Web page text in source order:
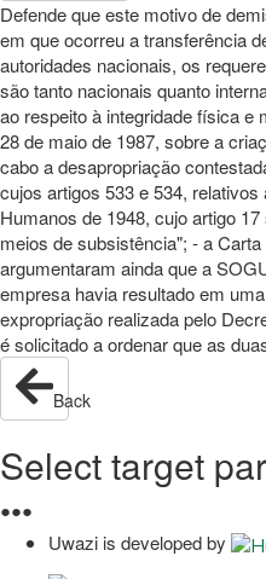
Defende que este motivo de
em que ocorreu a transferência
autoridades nacionais, os
são tanto nacionais quanto
ao respeito à integridade física e
28 de maio de 1987, sobre a
cabo a desapropriação
cujos artigos 533 e 534,
Humanos de 1948, cujo artigo
meios de subsistência"; - a
argumentaram ainda que a
empresa havia resultado em
expropriação realizada pelo
é solicitado a ordenar que as
Back
Select target
●●●
Uwazi is developed by